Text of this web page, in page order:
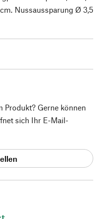
Nussaussparung Ø 3,5
Produkt? Gerne können
sich Ihr E-Mail-